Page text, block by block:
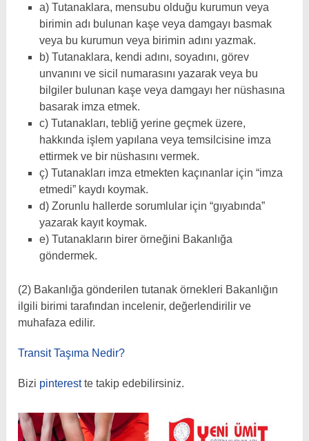
a) Tutanaklara, mensubu olduğu kurumun veya
birimin adı bulunan kaşe veya damgayı basmak
veya bu kurumun veya birimin adını yazmak.
b) Tutanaklara, kendi adını, soyadını, görev
unvanını ve sicil numarasını yazarak veya bu
bilgiler bulunan kaşe veya damgayı her nüshasına
basarak imza etmek.
c) Tutanakları, tebliğ yerine geçmek üzere,
hakkında işlem yapılana veya temsilcisine imza
ettirmek ve bir nüshasını vermek.
ç) Tutanakları imza etmekten kaçınanlar için “imza
etmedi” kaydı koymak.
d) Zorunlu hallerde sorumlular için “gıyabında”
yazarak kayıt koymak.
e) Tutanakların birer örneğini Bakanlığa
göndermek.
(2) Bakanlığa gönderilen tutanak örnekleri Bakanlığın
ilgili birimi tarafından incelenir, değerlendirilir ve
muhafaza edilir.
Transit Taşıma Nedir?
Bizi pinterestte takip edebilirsiniz.